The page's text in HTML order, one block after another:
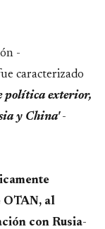
-
caracterizado
política exterior,
y China'-
OTAN, al
con Rusia-